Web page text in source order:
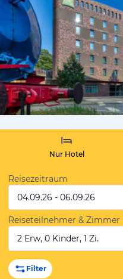
Nur Hotel
Reisezeitraum
04.09.26 - 06.09.26
Reiseteilnehmer & Zimmer
2 Erw, 0 Kinder, 1 Zi.
Filter